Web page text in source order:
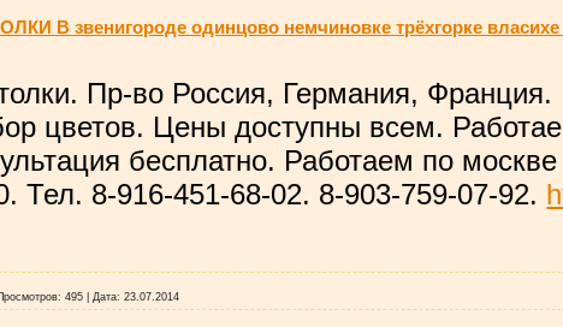
В звенигороде одинцово немчиновке трёхгорке власихе
Пр-во Россия, Германия, Франция.
цветов. Цены доступны всем.
бесплатно. Работаем по
Тел. 8-916-451-68-02. 8-903-759-07-92.
495 |Дата: 23.07.2014